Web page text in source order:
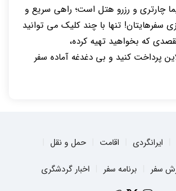
چارتری و رزرو هتل است؛ راهی سریع و
سفرهایتان! تنها با چند کلیک می توانید
که بخواهید تهیه کرده،
پرداخت کنید و بی دغدغه آماده سفر
ایرانگردی اقامت حمل و نقل
سفر برنامه سفر اخبار گردشگری